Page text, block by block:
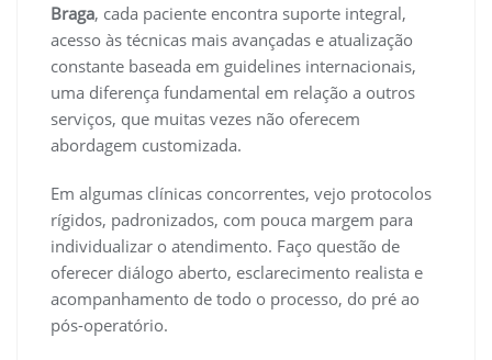
Braga, cada paciente encontra suporte integral,
acesso às técnicas mais avançadas e atualização
constante baseada em guidelines internacionais,
uma diferença fundamental em relação a outros
serviços, que muitas vezes não oferecem
abordagem customizada.
Em algumas clínicas concorrentes, vejo protocolos
rígidos, padronizados, com pouca margem para
individualizar o atendimento. Faço questão de
oferecer diálogo aberto, esclarecimento realista e
acompanhamento de todo o processo, do pré ao
pós-operatório.